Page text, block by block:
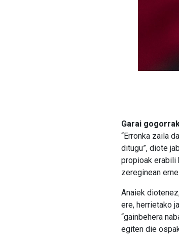
Garai
“Erronka zaila
ditugu”, diote
propioak erabili
zereginean
Anaiek
ere, herrietako
“gainbehera
egiten die